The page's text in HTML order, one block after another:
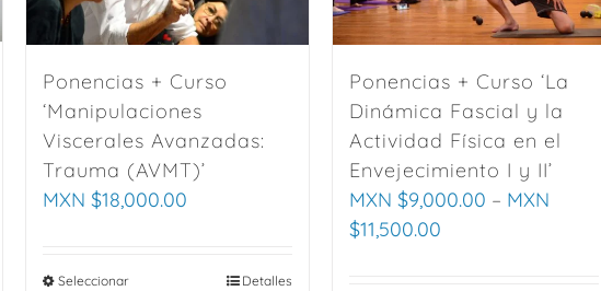
Ponencias + Curso
‘Manipulaciones
Viscerales Avanzadas:
Trauma (AVMT)’
MXN $18,000.00
Seleccionar Detalles
Ponencias + Curso ‘La
Dinámica Fascial y la
Actividad Física en el
Envejecimiento I y II’
MXN $9,000.00 – MXN
$11,500.00